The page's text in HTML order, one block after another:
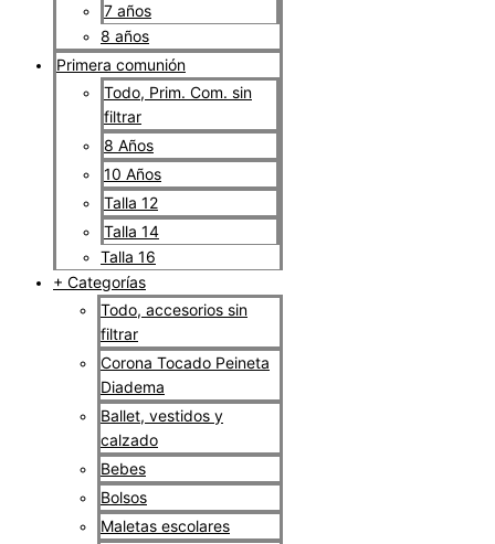
7 años
8 años
Primera comunión
Todo, Prim. Com. sin
filtrar
8 Años
10 Años
Talla 12
Talla 14
Talla 16
+ Categorías
Todo, accesorios sin
filtrar
Corona Tocado Peineta
Diadema
Ballet, vestidos y
calzado
Bebes
Bolsos
Maletas escolares